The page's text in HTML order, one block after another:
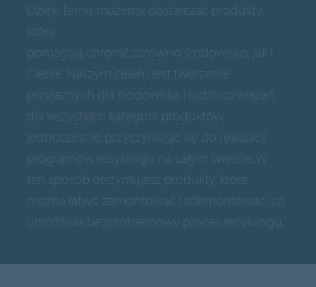
Dzięki temu możemy dostarczać produkty,
które
pomagają chronić zarówno środowisko, jak i
Ciebie. Naszym celem jest tworzenie
przyjaznych dla środowiska i ludzi rozwiązań
dla wszystkich kategorii produktów,
jednocześnie przyczyniając się do realizacji
programów recyklingu na całym świecie. W
ten sposób otrzymujesz produkty, które
można łatwo zamontować i zdemontować, co
umożliwia bezproblemowy proces recyklingu.